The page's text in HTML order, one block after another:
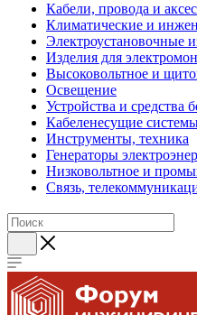
Кабели, провода и
Климатические и
Электроустановочные
Изделия для
Высоковольтное и
Освещение
Устройства и средства
Кабеленесущие
Инструменты, техника
Генераторы
Низковольтное и
Связь,